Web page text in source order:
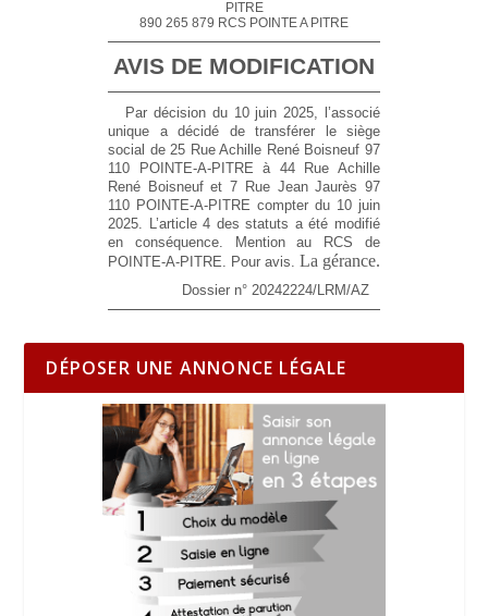
PITRE
890 265 879 RCS POINTE A PITRE
AVIS DE MODIFICATION
Par décision du 10 juin 2025, l’associé
unique a décidé de transférer le siège
social de 25 Rue Achille René Boisneuf 97
110 POINTE-A-PITRE à 44 Rue Achille
René Boisneuf et 7 Rue Jean Jaurès 97
110 POINTE-A-PITRE compter du 10 juin
2025. L’article 4 des statuts a été modifié
en conséquence. Mention au RCS de
POINTE-A-PITRE. Pour avis. La gérance.
Dossier n° 20242224/LRM/AZ
DÉPOSER UNE ANNONCE LÉGALE